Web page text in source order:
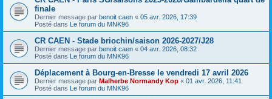
finale
Dernier message par benoit caen « 05 avr. 2026, 17:39
Posté dans Le forum du MNK96
CR CAEN - Stade briochin/saison 2026-2027/J28
Dernier message par benoit caen « 04 avr. 2026, 08:32
Posté dans Le forum du MNK96
Déplacement à Bourg-en-Bresse le vendredi 17 avril 2026
Dernier message par Malherbe Normandy Kop « 01 avr. 2026, 11:41
Posté dans Le forum du MNK96